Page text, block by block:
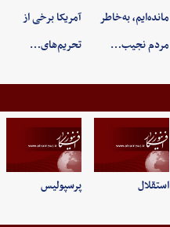
مانده‌ایم، به‌خاطر
مردم نجیب…
آمریکا برخی از
تحریم‌های…
استقلال پرسپولیس